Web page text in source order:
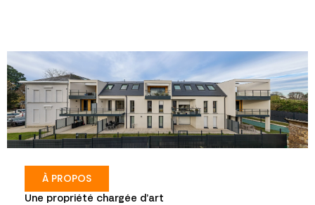
À PROPOS
Une propriété chargée d’art